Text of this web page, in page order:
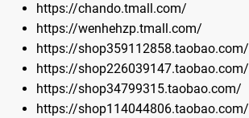
https://chando.tmall.com/
https://wenhehzp.tmall.com/
https://shop359112858.taobao.com/
https://shop226039147.taobao.com/
https://shop34799315.taobao.com/
https://shop114044806.taobao.com/